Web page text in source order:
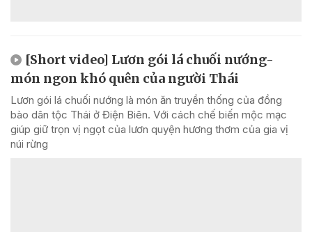
[Short video] Lươn gói lá chuối nướng-
món ngon khó quên của người Thái
Lươn gói lá chuối nướng là món ăn truyền thống của đồng
bào dân tộc Thái ở Điện Biên. Với cách chế biến mộc mạc
giúp giữ trọn vị ngọt của lươn quyện hương thơm của gia vị
núi rừng